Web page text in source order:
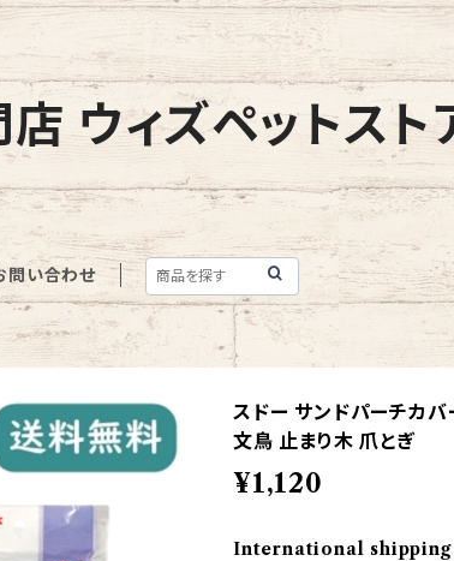
ウィズペットスト
問い合わせ
スドー サンドパーチカ
文鳥 止まり木 爪とぎ
¥1,120
International